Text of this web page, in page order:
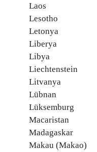
Laos
Lesotho
Letonya
Liberya
Libya
Liechtenstein
Litvanya
Lübnan
Lüksemburg
Macaristan
Madagaskar
Makau (Makao)